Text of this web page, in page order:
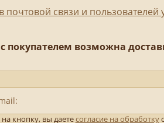
почтовой связи и пользователей
покупателем возможна
кнопку, вы даетесогласие на обработку